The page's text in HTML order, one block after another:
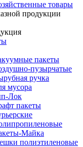
товары
пакеты
пузырчатые
ручка
мусора
Лок
пакеты
Майка
полиэтиленовые